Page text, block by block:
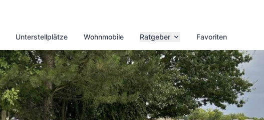
Unterstellplätze Wohnmobile Ratgeber Favoriten